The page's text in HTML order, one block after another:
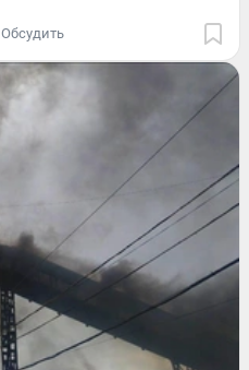
Обсудить